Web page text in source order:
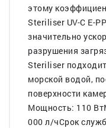
этому
Steriliser UV-C E-
значительно
разрушения
Steriliser
морской водой,
поверхности
Мощность: 110
000 л/чСрок